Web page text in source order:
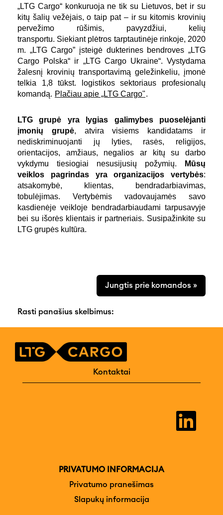
„LTG Cargo“ konkuruoja ne tik su Lietuvos, bet ir su
kitų šalių vežėjais, o taip pat – ir su kitomis krovinių
pervežimo rūšimis, pavyzdžiui, kelių
transportu. Siekiant plėtros tarptautinėje rinkoje, 2020
m. „LTG Cargo” įsteigė dukterines bendroves „LTG
Cargo Polska“ ir „LTG Cargo Ukraine“. Vystydama
žalesnį krovinių transportavimą geležinkeliu, įmonė
telkia 1,8 tūkst. logistikos sektoriaus profesionalų
komandą. Plačiau apie „LTG Cargo".
LTG grupė yra lygias galimybes puoselėjanti
įmonių grupė, atvira visiems kandidatams ir
nediskriminuojanti jų lyties, rasės, religijos,
orientacijos, amžiaus, negalios ar kitų su darbo
vykdymu tiesiogiai nesusijusių požymių.
Mūsų
veiklos pagrindas yra organizacijos vertybės:
atsakomybė, klientas, bendradarbiavimas,
tobulėjimas. Vertybėmis vadovaujamės savo
kasdienėje veikloje bendradarbiaudami tarpusavyje
bei su išorės klientais ir partneriais. Susipažinkite su
LTG grupės kultūra.
Jungtis prie komandos »
Rasti panašius skelbimus:
Kontaktai
A
PRIVATUMO INFORMACIJA
Privatumo pranešimas
Slapukų informacija